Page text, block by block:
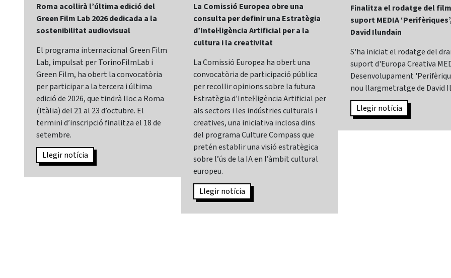
Roma acollirà l’última edició del
Green Film Lab 2026 dedicada a la
sostenibilitat audiovisual
El programa internacional Green Film
Lab, impulsat per TorinoFilmLab i
Green Film, ha obert la convocatòria
per participar a la tercera i última
edició de 2026, que tindrà lloc a Roma
(Itàlia) del 21 al 23 d’octubre. El
termini d’inscripció finalitza el 18 de
setembre.
Llegir notícia
La Comissió Europea obre una
consulta per definir una Estratègia
d’Intel·ligència Artificial per a la
cultura i la creativitat
La Comissió Europea ha obert una
convocatòria de participació pública
per recollir opinions sobre la futura
Estratègia d’Intel·ligència Artificial per
als sectors i les indústries culturals i
creatives, una iniciativa inclosa dins
del programa Culture Compass que
pretén establir una visió estratègica
sobre l’ús de la IA en l’àmbit cultural
europeu.
Llegir notícia
Finalitza el rodatge del
suport MEDIA
David Ilundain
S'ha iniciat el rodatge del
suport d'Europa Creativa
Desenvolupament
nou llargmetratge de David
Llegir notícia